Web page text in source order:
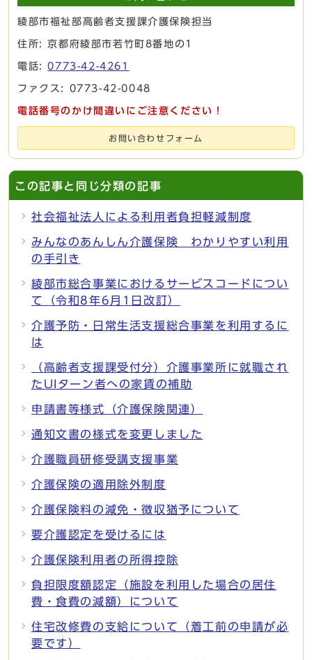
綾部市福祉部高齢者支援課介護保険担当
住所: 京都府綾部市若竹町8番地の1
電話:0773-42-4261
ファクス: 0773-42-0048
電話番号のかけ間違いにご注意ください！
お問い合わせフォーム
この記事と同じ分類の記事
社会福祉法人による利用者負担軽減制度
みんなのあんしん介護保険 わかりやすい利用
の手引き
綾部市総合事業におけるサービスコードについ
て（令和8年6月1日改訂）
介護予防・日常生活支援総合事業を利用するに
は
（高齢者支援課受付分）介護事業所に就職され
たUIターン者への家賃の補助
申請書等様式（介護保険関連）
通知文書の様式を変更しました
介護職員研修受講支援事業
介護保険の適用除外制度
介護保険料の減免・徴収猶予について
要介護認定を受けるには
介護保険利用者の所得控除
負担限度額認定（施設を利用した場合の居住
費・食費の減額）について
住宅改修費の支給について（着工前の申請が必
要です）